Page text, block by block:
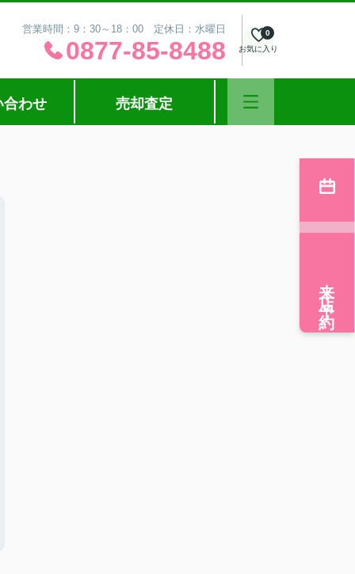
営業時間：9：30～18：00 定休日：水曜日
0877-85-8488 お気に入り
0
合わせ 売却査定
来店予約